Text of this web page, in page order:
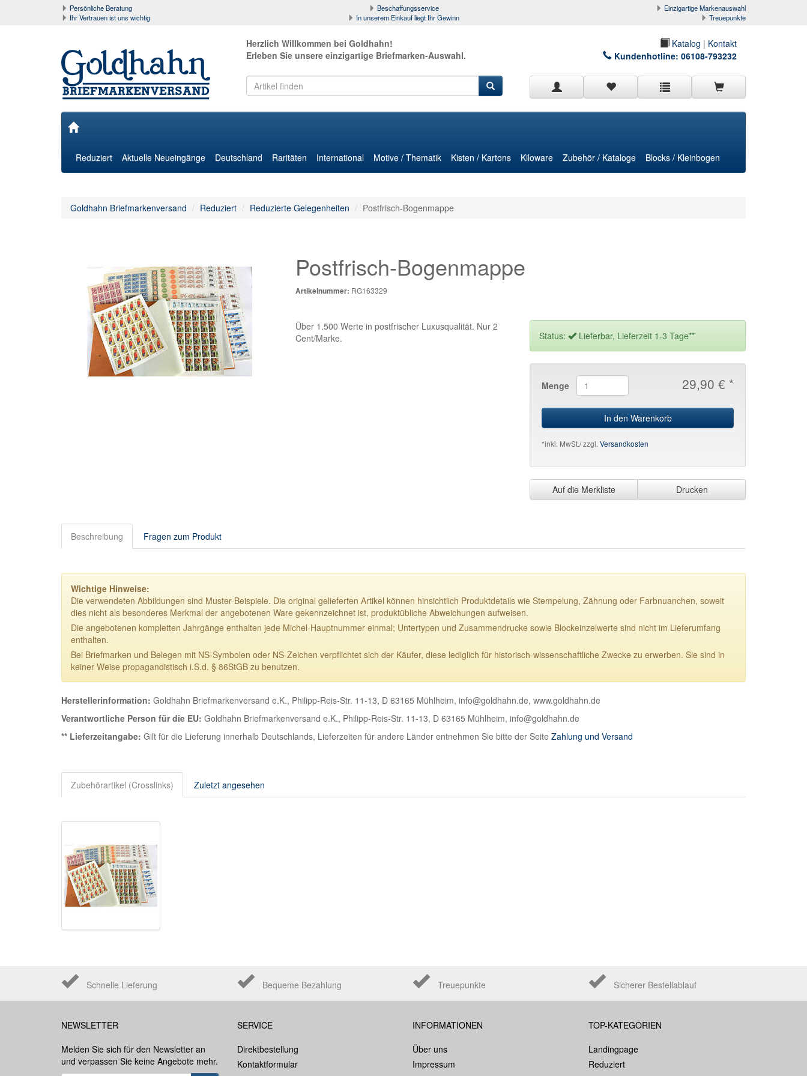
Persönliche Beratung Beschaffungsservice
Einzigartige Markenauswahl
Ihr Vertrauen ist uns wichtig
In unserem Einkauf liegt Ihr Gewinn Treuepunkte
Herzlich Willkommen bei Goldhahn!
Erleben Sie unsere einzigartige Briefmarken-Auswahl.
Katalog | Kontakt
Kundenhotline: 06108-793232
Reduziert Aktuelle Neueingänge Deutschland Raritäten International Motive / Thematik Kisten / Kartons Kiloware Zubehör / Kataloge Blocks / Kleinbogen
Goldhahn Briefmarkenversand Reduziert Reduzierte Gelegenheiten Postfrisch-Bogenmappe
Postfrisch-Bogenmappe
Artikelnummer: RG163329
Über 1.500 Werte in postfrischer Luxusqualität. Nur 2
Cent/Marke.
Status: Lieferbar, Lieferzeit 1-3 Tage**
29,90 € *
Menge
In den Warenkorb
*inkl. MwSt./ zzgl. Versandkosten
Auf die Merkliste Drucken
Beschreibung Fragen zum Produkt
Wichtige Hinweise:
Die verwendeten Abbildungen sind Muster-Beispiele. Die original gelieferten Artikel können hinsichtlich Produktdetails wie Stempelung, Zähnung oder Farbnuanchen, soweit
dies nicht als besonderes Merkmal der angebotenen Ware gekennzeichnet ist, produktübliche Abweichungen aufweisen.
Die angebotenen kompletten Jahrgänge enthalten jede Michel-Hauptnummer einmal; Untertypen und Zusammendrucke sowie Blockeinzelwerte sind nicht im Lieferumfang
enthalten.
Bei Briefmarken und Belegen mit NS-Symbolen oder NS-Zeichen verpflichtet sich der Käufer, diese lediglich für historisch-wissenschaftliche Zwecke zu erwerben. Sie sind in
keiner Weise propagandistisch i.S.d. § 86StGB zu benutzen.
Herstellerinformation: Goldhahn Briefmarkenversand e.K., Philipp-Reis-Str. 11-13, D 63165 Mühlheim, info@goldhahn.de, www.goldhahn.de
Verantwortliche Person für die EU: Goldhahn Briefmarkenversand e.K., Philipp-Reis-Str. 11-13, D 63165 Mühlheim, info@goldhahn.de
** Lieferzeitangabe: Gilt für die Lieferung innerhalb Deutschlands, Lieferzeiten für andere Länder entnehmen Sie bitte der Seite Zahlung und Versand
Zubehörartikel (Crosslinks) Zuletzt angesehen
Schnelle Lieferung Bequeme Bezahlung Treuepunkte Sicherer Bestellablauf
NEWSLETTER
Melden Sie sich für den Newsletter an
und verpassen Sie keine Angebote mehr.
SERVICE
Direktbestellung
Kontaktformular
INFORMATIONEN
Über uns
Impressum
TOP-KATEGORIEN
Landingpage
Reduziert